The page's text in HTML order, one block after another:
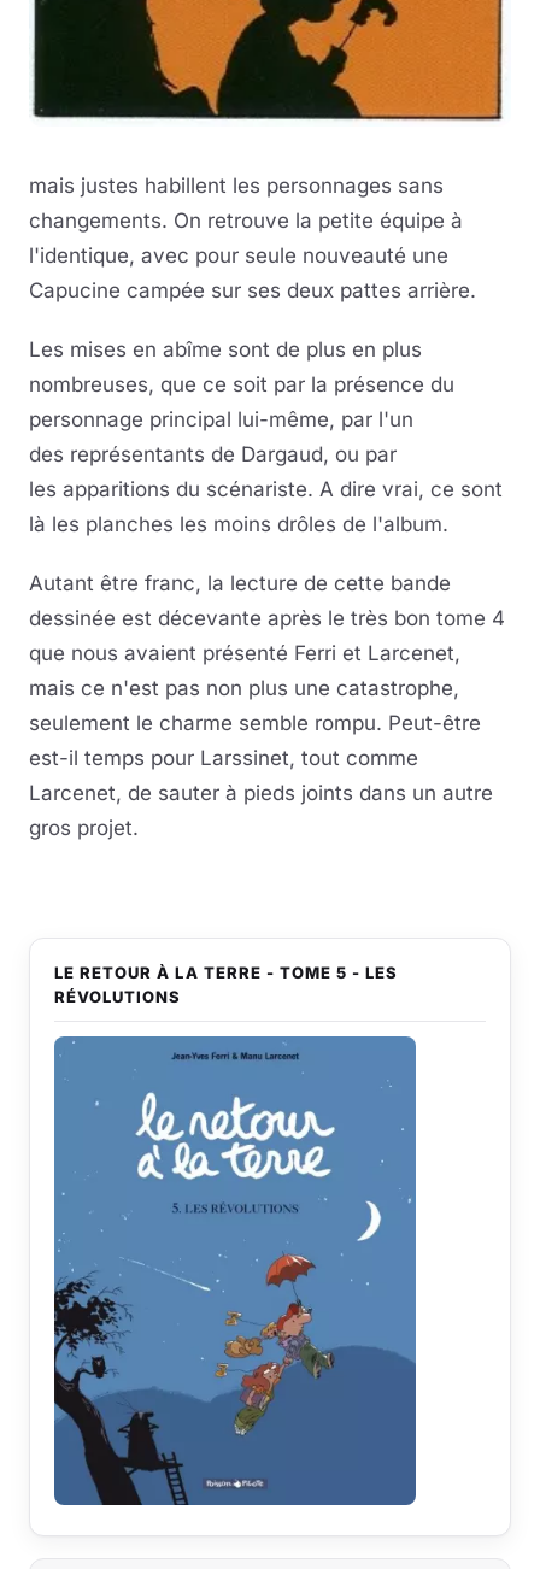
mais justes habillent les personnages sans
changements. On retrouve la petite équipe à
l'identique, avec pour seule nouveauté une
Capucine campée sur ses deux pattes arrière.
Les mises en abîme sont de plus en plus
nombreuses, que ce soit par la présence du
personnage principal lui-même, par l'un
des représentants de Dargaud, ou par
les apparitions du scénariste. A dire vrai, ce sont
là les planches les moins drôles de l'album.
Autant être franc, la lecture de cette bande
dessinée est décevante après le très bon tome 4
que nous avaient présenté Ferri et Larcenet,
mais ce n'est pas non plus une catastrophe,
seulement le charme semble rompu. Peut-être
est-il temps pour Larssinet, tout comme
Larcenet, de sauter à pieds joints dans un autre
gros projet.
LE RETOUR À LA TERRE - TOME 5 - LES
RÉVOLUTIONS